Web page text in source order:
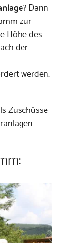
? Dann
zur
Höhe des
der
werden.
Zuschüsse